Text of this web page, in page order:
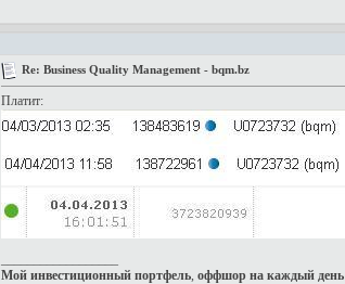
Re: Business Quality Management - bqm.bz
Платит:
Мой инвестиционный портфель, оффшор на каждый день